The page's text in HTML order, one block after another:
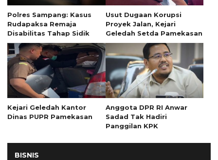
Polres Sampang: Kasus
Rudapaksa Remaja
Disabilitas Tahap Sidik
Usut Dugaan Korupsi
Proyek Jalan, Kejari
Geledah Setda Pamekasan
Kejari Geledah Kantor
Dinas PUPR Pamekasan
Anggota DPR RI Anwar
Sadad Tak Hadiri
Panggilan KPK
BISNIS